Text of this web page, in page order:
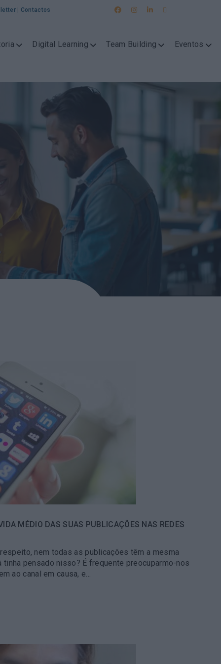
| Contactos
Digital Learning Team Building Eventos
MÉDIO DAS SUAS PUBLICAÇÕES NAS REDES
nem todas as publicações têm a mesma
tinha pensado nisso? É frequente preocuparmo-nos
ao canal em causa, e…